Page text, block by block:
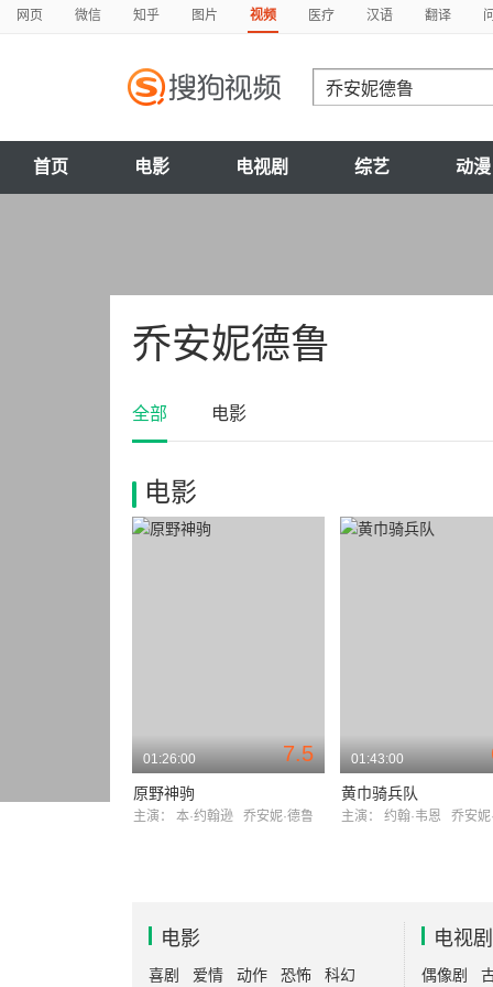
网页 微信 知乎 图片 视频 医疗 汉语 翻译
首页 电影 电视剧 综艺 动漫
乔安妮德鲁
全部 电影
电影
7.5
01:26:00
原野神驹
主演： 本·约翰逊 乔安妮·德鲁
01:43:00
黄巾骑兵队
主演： 约翰·韦恩 乔安
电影
喜剧 爱情 动作 恐怖 科幻
电视剧
偶像剧